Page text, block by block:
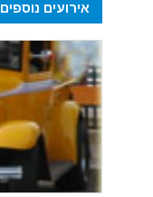
אירועים נוספים